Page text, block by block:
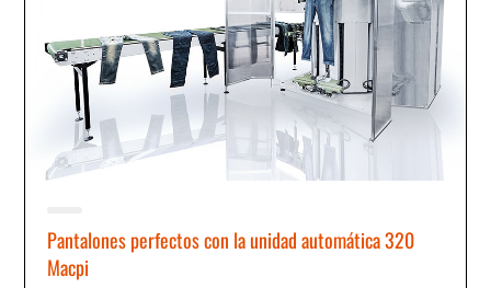
Pantalones perfectos con la unidad automática 320
Macpi